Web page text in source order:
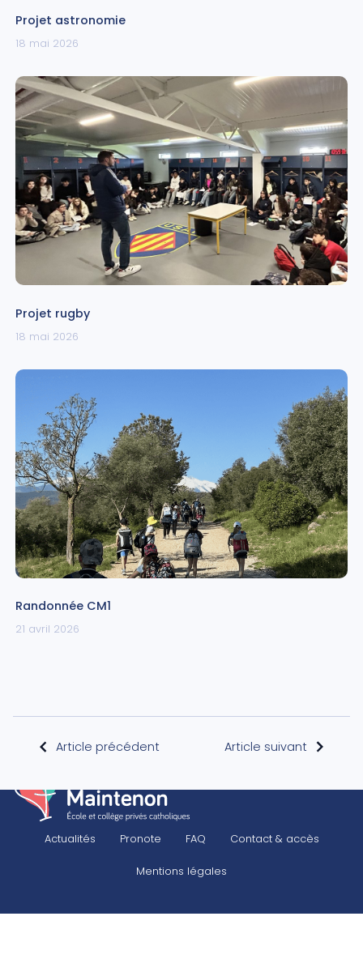
Projet astronomie
18 mai 2026
Projet rugby
18 mai 2026
Randonnée CM1
21 avril 2026
Article précédent Article suivant
Actualités Pronote FAQ Contact & accès
Mentions légales